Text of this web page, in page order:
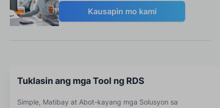
Kausapin mo kami
Tuklasin ang mga Tool ng RDS
Simple, Matibay at Abot-kayang mga Solusyon sa